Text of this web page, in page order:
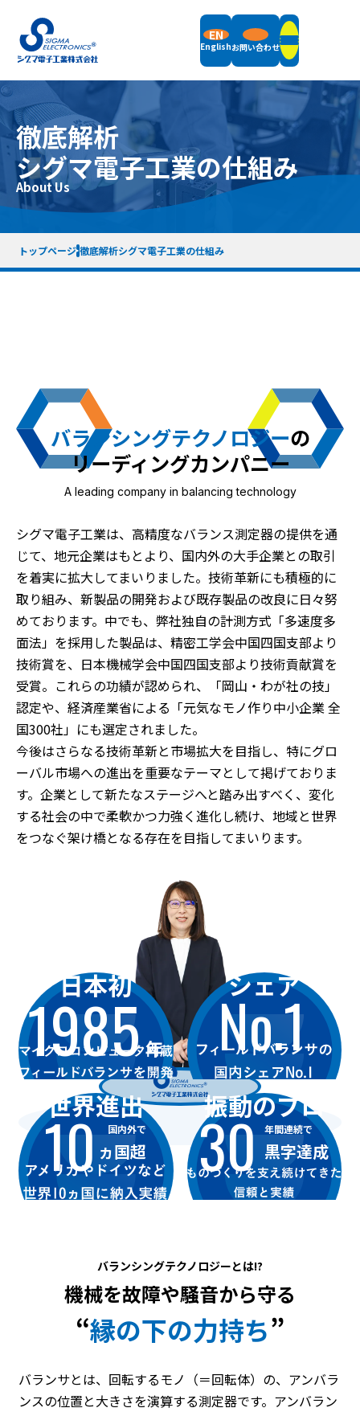
EN
Englishお問い合わせ
製品情報
フィールドバランサ
立形釣合い試験機
横形釣合い試験機
振動計測機器
梱包重量・サイズ一覧表
計測機器レンタル
サポート
サポート情報トップ
リモートデモについて
サポート終了機種一覧
企業概要
徹底解析
シグマ電子工業の仕組み
About Us
トップページ 徹底解析シグマ電子工業の仕組み
バランシングテクノロジーの
リーディングカンパニー
A leading company in balancing technology
シグマ電子工業は、高精度なバランス測定器の提供を通
じて、地元企業はもとより、国内外の大手企業との取引
を着実に拡大してまいりました。技術革新にも積極的に
取り組み、新製品の開発および既存製品の改良に日々努
めております。中でも、弊社独自の計測方式「多速度多
面法」を採用した製品は、精密工学会中国四国支部より
技術賞を、日本機械学会中国四国支部より技術貢献賞を
受賞。これらの功績が認められ、「岡山・わが社の技」
認定や、経済産業省による「元気なモノ作り中小企業 全
国300社」にも選定されました。
今後はさらなる技術革新と市場拡大を目指し、特にグロ
ーバル市場への進出を重要なテーマとして掲げておりま
す。企業として新たなステージへと踏み出すべく、変化
する社会の中で柔軟かつ力強く進化し続け、地域と世界
をつなぐ架け橋となる存在を目指してまいります。
日本初
1985 年
シェア
No.1
世界進出
国内外で
10 ヵ国超
振動のプロ
30 年間連続で
黒字達成
バランシングテクノロジーとは!?
機械を故障や騒音から守る
“縁の下の力持ち”
バランサとは、回転するモノ（＝回転体）の、アンバラ
ンスの位置と大きさを演算する測定器です。アンバラン